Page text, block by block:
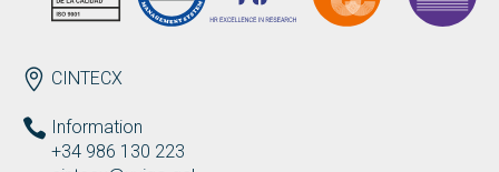
ENDEREZO EN
CINTECX
Information
+34 986 130 223